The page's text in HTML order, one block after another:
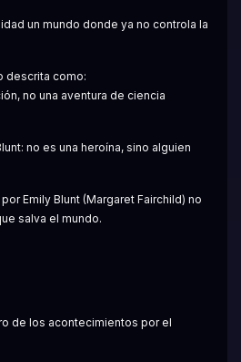
un mundo donde ya no controla la
descrita como:
no una aventura de ciencia
no es una heroína, sino alguien
Emily Blunt (Margaret Fairchild) no
salva el mundo.
de los acontecimientos por el